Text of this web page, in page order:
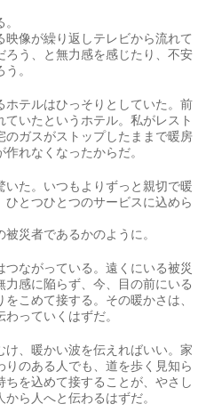
像が繰り返しテレビから流れて
ろう、と無力感を感じたり、不安
。
ホテルはひっそりとしていた。前
いたというホテル。私がレスト
のガスがストップしたままで暖房
れなくなったからだ。
いた。いつもよりずっと親切で暖
とつひとつのサービスに込めら
災者であるかのように。
ながっている。遠くにいる被災
感に陥らず、今、目の前にいる
こめて接する。その暖かさは、
っていくはずだ。
、暖かい波を伝えればいい。家
のある人でも、道を歩く見知ら
を込めて接することが、やさし
ら人へと伝わるはずだ。